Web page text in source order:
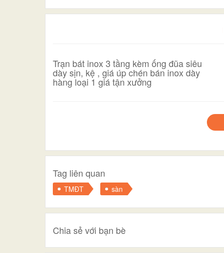
Trạn bát inox 3 tầng kèm ống đũa siêu
dày sịn, kệ , giá úp chén bán inox dày
hàng loại 1 giá tận xưởng
Tag liên quan
TMĐT sàn
Chia sẻ với bạn bè